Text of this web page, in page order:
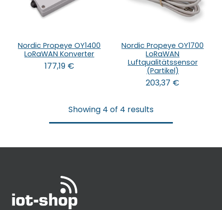
Nordic Propeye OY1400
LoRaWAN Konverter
177,19€
Nordic Propeye OY1700
LoRaWAN
Luftqualitätssensor
(Partikel)
203,37 €
Showing 4 of 4 results